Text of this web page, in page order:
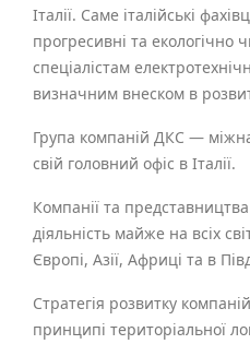
Італії. Саме італійські
прогресивні та екологічно
спеціалістам
визначним внеском в
Група компаній ДКС —
свій головний офіс в Італії.
Компанії та
діяльність майже на всіх
Європі, Азії, Африці та в
Стратегія розвитку
принципі територіальної